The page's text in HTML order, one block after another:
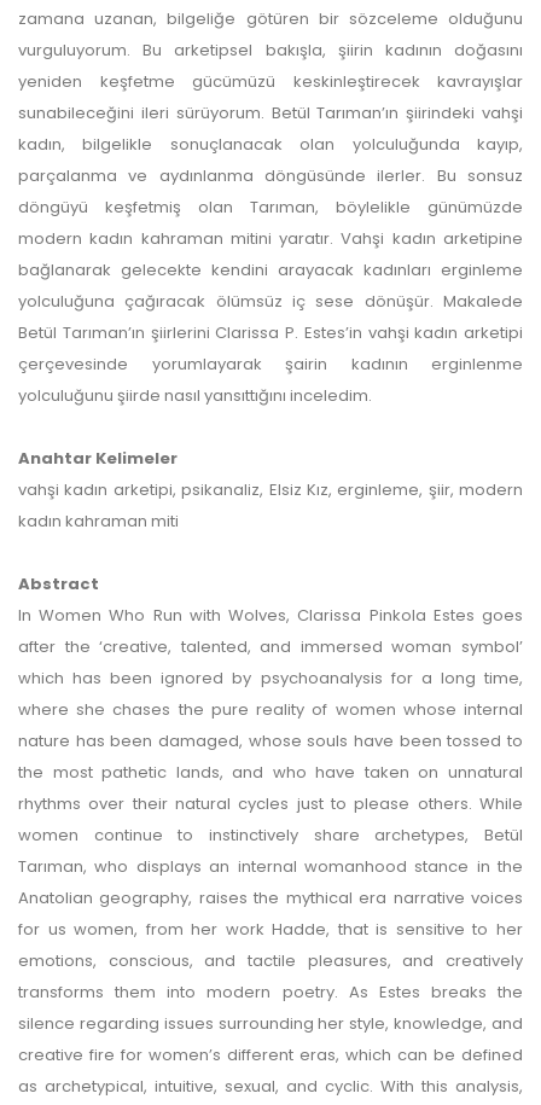
zamana uzanan, bilgeliğe götüren bir sözceleme olduğunu
vurguluyorum. Bu arketipsel bakışla, şiirin kadının doğasını
yeniden keşfetme gücümüzü keskinleştirecek kavrayışlar
sunabileceğini ileri sürüyorum. Betül Tarıman’ın şiirindeki vahşi
kadın, bilgelikle sonuçlanacak olan yolculuğunda kayıp,
parçalanma ve aydınlanma döngüsünde ilerler. Bu sonsuz
döngüyü keşfetmiş olan Tarıman, böylelikle günümüzde
modern kadın kahraman mitini yaratır. Vahşi kadın arketipine
bağlanarak gelecekte kendini arayacak kadınları erginleme
yolculuğuna çağıracak ölümsüz iç sese dönüşür. Makalede
Betül Tarıman’ın şiirlerini Clarissa P. Estes’in vahşi kadın arketipi
çerçevesinde yorumlayarak şairin kadının erginlenme
yolculuğunu şiirde nasıl yansıttığını inceledim.
Anahtar Kelimeler
vahşi kadın arketipi, psikanaliz, Elsiz Kız, erginleme, şiir, modern
kadın kahraman miti
Abstract
In Women Who Run with Wolves, Clarissa Pinkola Estes goes
after the ‘creative, talented, and immersed woman symbol’
which has been ignored by psychoanalysis for a long time,
where she chases the pure reality of women whose internal
nature has been damaged, whose souls have been tossed to
the most pathetic lands, and who have taken on unnatural
rhythms over their natural cycles just to please others. While
women continue to instinctively share archetypes, Betül
Tarıman, who displays an internal womanhood stance in the
Anatolian geography, raises the mythical era narrative voices
for us women, from her work Hadde, that is sensitive to her
emotions, conscious, and tactile pleasures, and creatively
transforms them into modern poetry. As Estes breaks the
silence regarding issues surrounding her style, knowledge, and
creative fire for women’s different eras, which can be defined
as archetypical, intuitive, sexual, and cyclic. With this analysis,